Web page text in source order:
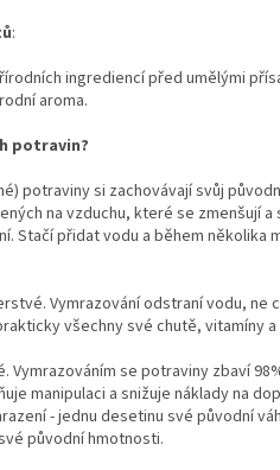
:
ingrediencí před umělými
aroma.
potravin?
potraviny si zachovávají svůj
na vzduchu, které se zmenšují a
Stačí přidat vodu a během několika
Vymrazování odstraní vodu, ne
všechny své chutě, vitamíny a
Vymrazováním se potraviny zbaví
manipulaci a snižuje náklady na
- jednu desetinu své původní
původní hmotnosti.